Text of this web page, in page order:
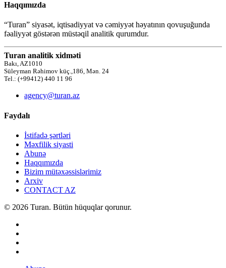
Haqqımızda
“Turan” siyasət, iqtisadiyyat və cəmiyyət həyatının qovuşuğunda
fəaliyyət göstərən müstəqil analitik qurumdur.
Turan analitik xidməti
Bakı, AZ1010
Süleyman Rəhimov küç.,186, Mən. 24
Tel.: (+99412) 440 11 96
agency@turan.az
Faydalı
İstifadə şərtləri
Məxfilik siyasti
Abunə
Haqqımızda
Bizim mütəxəssislərimiz
Arxiv
CONTACT AZ
© 2026 Turan. Bütün hüquqlar qorunur.